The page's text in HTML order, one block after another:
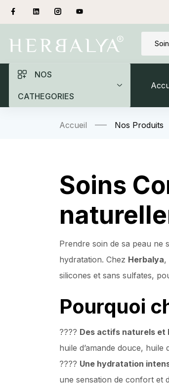
NOS
CATHEGORIES
Accueil Nos Produits
Soins
Prendre soin de sa peau ne
hydratation. Chez Herbalya,
silicones et sans sulfates,
Pourquoi
???? Des actifs naturels et
huile d’amande douce,
???? Une hydratation
une sensation de confort et